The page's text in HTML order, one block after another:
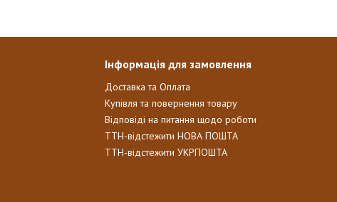
Інформація для замовлення
Доставка та Оплата
Купівля та повернення товару
Відповіді на питання щодо роботи
ТТН-відстежити НОВА ПОШТА
ТТН-відстежити УКРПОШТА